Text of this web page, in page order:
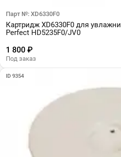
Парт №: XD6330F0
Картридж XD6330F0 для
Perfect HD5235F0/JV0
1 800 ₽
Под заказ
ID 9354